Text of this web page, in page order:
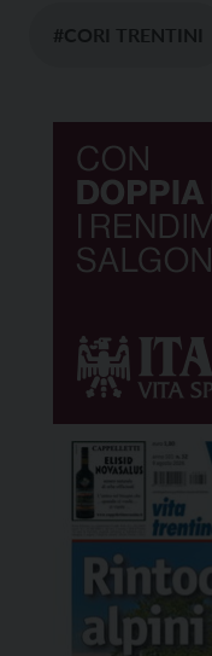
#CORI TRENTINI